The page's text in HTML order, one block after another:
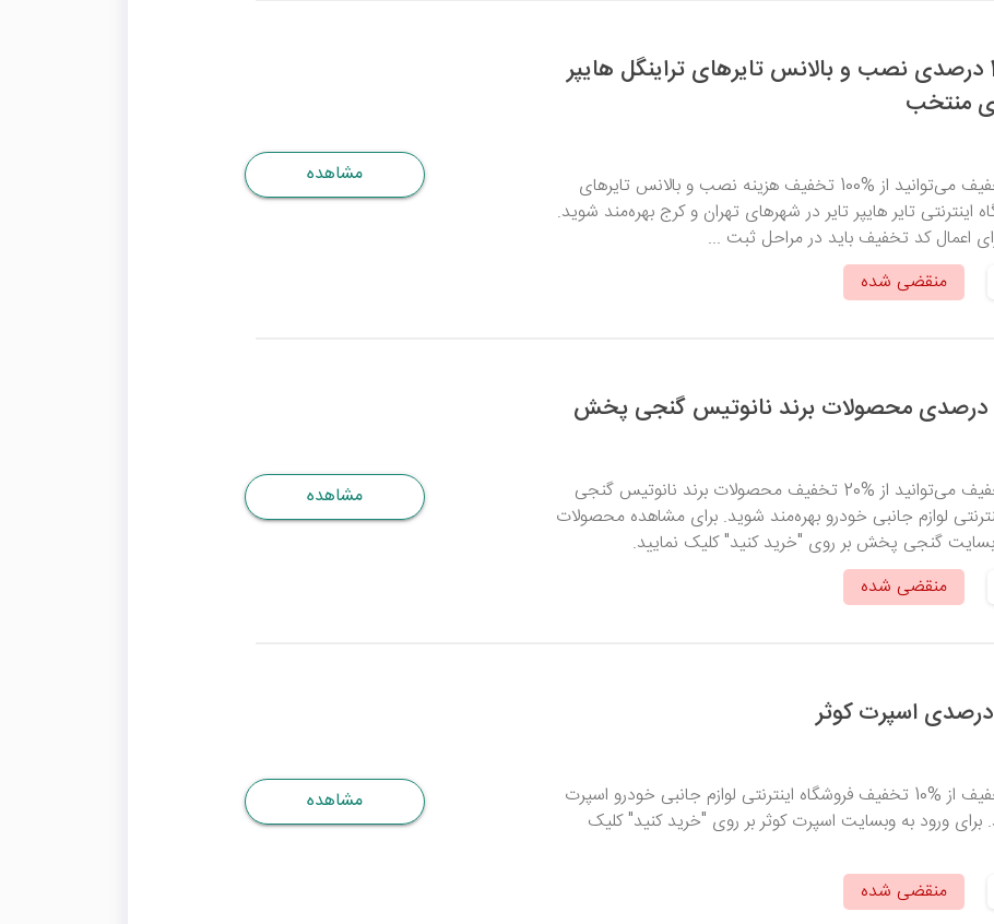
کد تخفیف 100 درصدی نصب و بالانس تایرهای تراینگل هایپر
منتخب
با وارد کردن کد تخفیف می‌توانید از %100 تخفیف هزینه نصب و بالانس تایرهای
اینترنتی تایر هایپر تایر در شهرهای تهران و کرج بهره‌مند شوید.
اعمال کد تخفیف باید در مراحل ثبت ...
منقضی شده
مشاهده
با وارد کردن کد تخفیف می‌توانید از %20 تخفیف محصولات برند نانوتیس گنجی
لوازم جانبی خودرو بهره‌مند شوید. برای مشاهده محصولات
گنجی پخش بر روی "خرید کنید" کلیک نمایید.
منقضی شده
مشاهده
با وارد کردن کد تخفیف از %10 تخفیف فروشگاه اینترنتی لوازم جانبی خودرو اسپرت
برای ورود به وبسایت اسپرت کوثر بر روی "خرید کنید" کلیک
منقضی شده
مشاهده